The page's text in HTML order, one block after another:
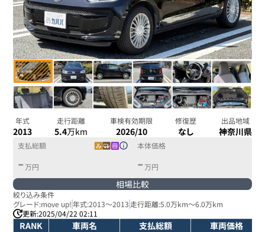
年式
2013
走行距離
5.4万km
車検有効期限
2026/10
修復歴
なし
出品地域
神奈川県
支払総額
- 万円
本体価格
- 万円
相場比較
絞り込み条件
グレード:move up! 年式:2013～2013 走行距離:5.0万km～6.0万km
更新:2025/04/22 02:11
RANK 車両名 支払総額 車両価格